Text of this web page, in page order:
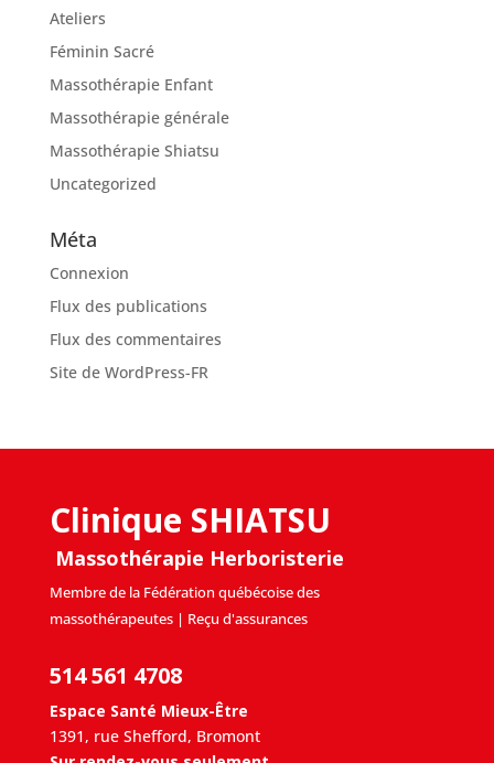
Ateliers
Féminin Sacré
Massothérapie Enfant
Massothérapie générale
Massothérapie Shiatsu
Uncategorized
Méta
Connexion
Flux des publications
Flux des commentaires
Site de WordPress-FR
Clinique SHIATSU
Massothérapie Herboristerie
Membre de la Fédération québécoise des
massothérapeutes | Reçu d'assurances
514 561 4708
Espace Santé Mieux-Être
1391, rue Shefford, Bromont